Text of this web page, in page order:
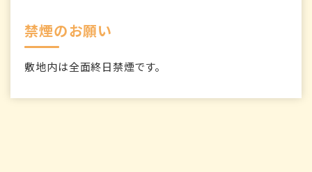
禁煙のお願い
敷地内は全面終日禁煙です。